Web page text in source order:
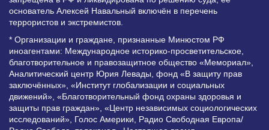
основатель Алексей Навальный включён в перечень
террористов и экстремистов.
* Организации и граждане, признанные Минюстом РФ
иноагентами: Международное историко-просветительское,
благотворительное и правозащитное общество «Мемориал»,
Аналитический центр Юрия Левады, фонд «В защиту прав
заключённых», «Институт глобализации и социальных
движений», «Благотворительный фонд охраны здоровья и
защиты прав граждан», «Центр независимых социологических
исследований», Голос Америки, Радио Свободная Европа/